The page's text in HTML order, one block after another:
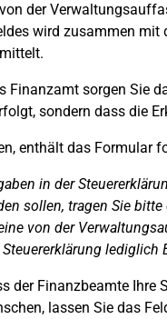
der
wird zusammen
Finanzamt sorgen Sie
sondern dass die
enthält das Formular
in der
sollen, tragen Sie bitte
von der
der Finanzbeamte Ihre
lassen Sie das